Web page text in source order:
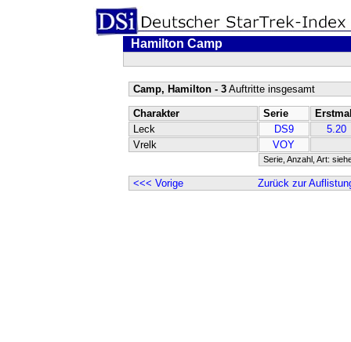
Hamilton Camp
Camp, Hamilton - 3Auftritte insgesamt
Charakter Serie
Leck
DS9
5.20
Vrelk
VOY
Serie, Anzahl, Art:
<<< Vorige Zurück zur